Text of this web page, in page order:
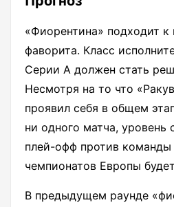
«Фиорентина» подходит к
фаворита. Класс
Серии А должен стать
Несмотря на то что
проявил себя в общем
ни одного матча, уровень
плей-офф против команды
чемпионатов Европы
В предыдущем раунде